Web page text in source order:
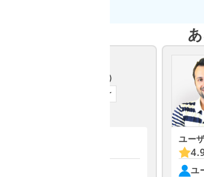
（アンジェラ）
上級者向け
ユー
ユ